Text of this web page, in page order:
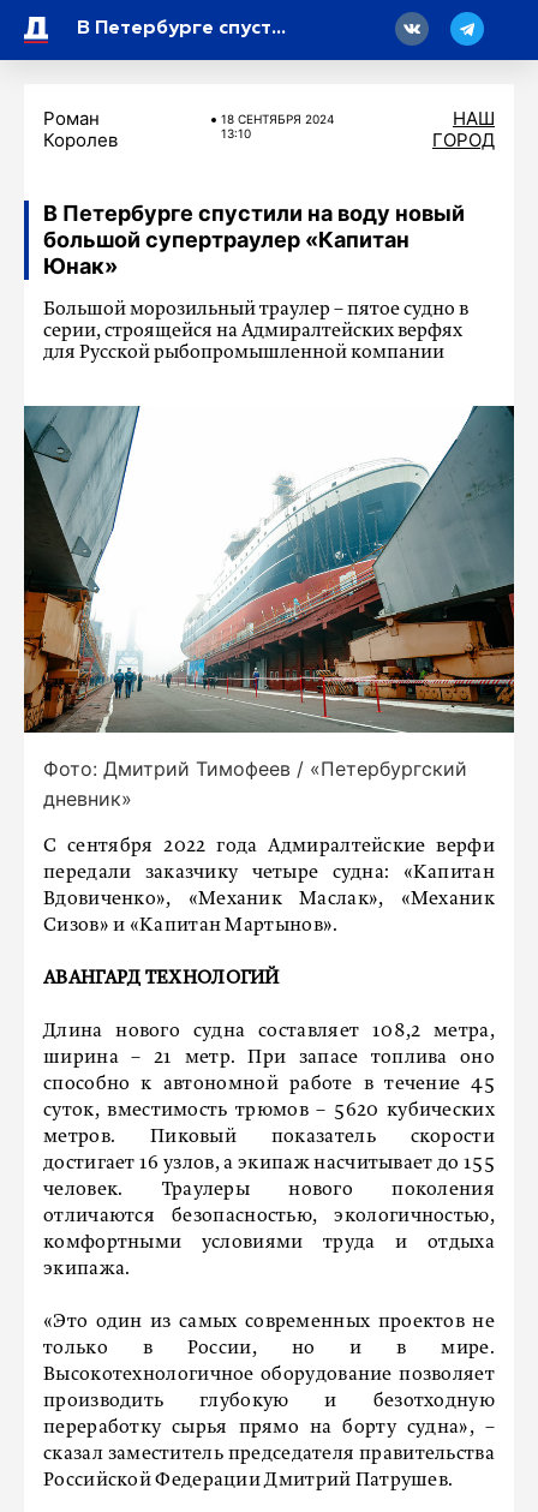
В Петербурге спустили на воду новый большой супертраулер «Капитан Юнак»
Роман
Королев
18 СЕНТЯБРЯ 2024
13:10
НАШ
ГОРОД
В Петербурге спустили на воду новый
большой супертраулер «Капитан
Юнак»
Большой морозильный траулер – пятое судно в
серии, строящейся на Адмиралтейских верфях
для Русской рыбопромышленной компании
Фото: Дмитрий Тимофеев / «Петербургский
дневник»
С сентября 2022 года Адмиралтейские верфи
передали заказчику четыре судна: «Капитан
Вдовиченко», «Механик Маслак», «Механик
Сизов» и «Капитан Мартынов».
АВАНГАРД ТЕХНОЛОГИЙ
Длина нового судна составляет 108,2 метра,
ширина – 21 метр. При запасе топлива оно
способно к автономной работе в течение 45
суток, вместимость трюмов – 5620 кубических
метров. Пиковый показатель скорости
достигает 16 узлов, а экипаж насчитывает до 155
человек. Траулеры нового поколения
отличаются безопасностью, экологичностью,
комфортными условиями труда и отдыха
экипажа.
«Это один из самых современных проектов не
только в России, но и в мире.
Высокотехнологичное оборудование позволяет
производить глубокую и безотходную
переработку сырья прямо на борту судна», –
сказал заместитель председателя правительства
Российской Федерации Дмитрий Патрушев.